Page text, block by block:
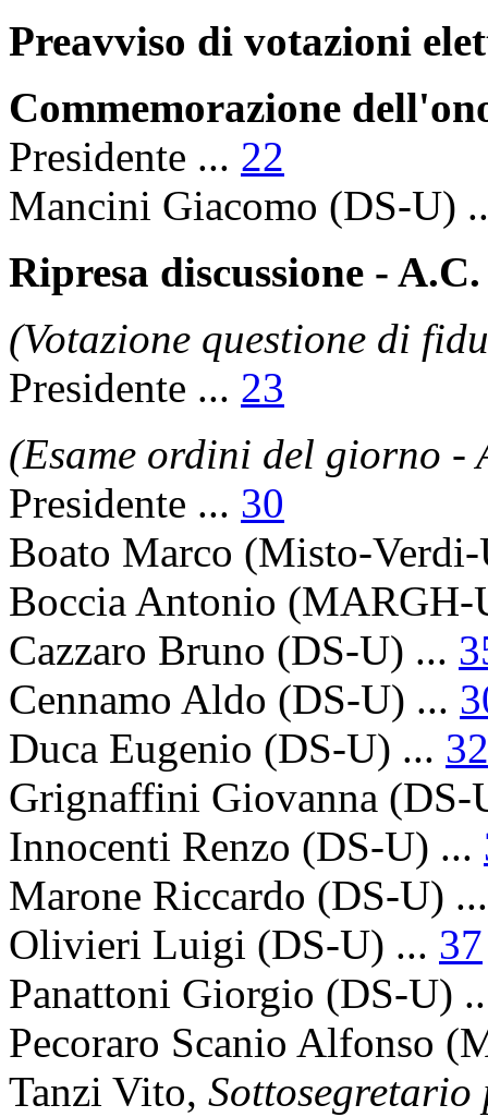
Preavviso di votazioni
Commemorazione
Presidente ... 22
Mancini Giacomo (DS-U)
Ripresa discussione -
(Votazione questione di
Presidente ... 23
(Esame ordini del giorno -
Presidente ... 30
Boato Marco (Misto-
Boccia Antonio
Cazzaro Bruno (DS-U) ...
Cennamo Aldo (DS-U) ...
Duca Eugenio (DS-U) ... 32
Grignaffini Giovanna
Innocenti Renzo (DS-U) ...
Marone Riccardo (DS-U)
Olivieri Luigi (DS-U) ... 37
Panattoni Giorgio (DS-U)
Pecoraro Scanio Alfonso
Tanzi Vito, Sottosegretario